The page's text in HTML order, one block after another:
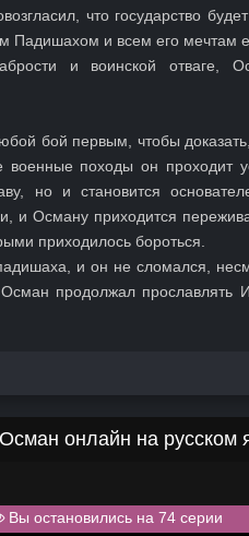
что государство
Падишахом и всем его мечтам
и воинской отваге,
бой первым, чтобы
военные походы он проходит
но и становится
и Осману приходится
приходилось бороться.
и он не сломался,
продолжал прославлять
онлайн на русском
Вы остановились на 74 серии